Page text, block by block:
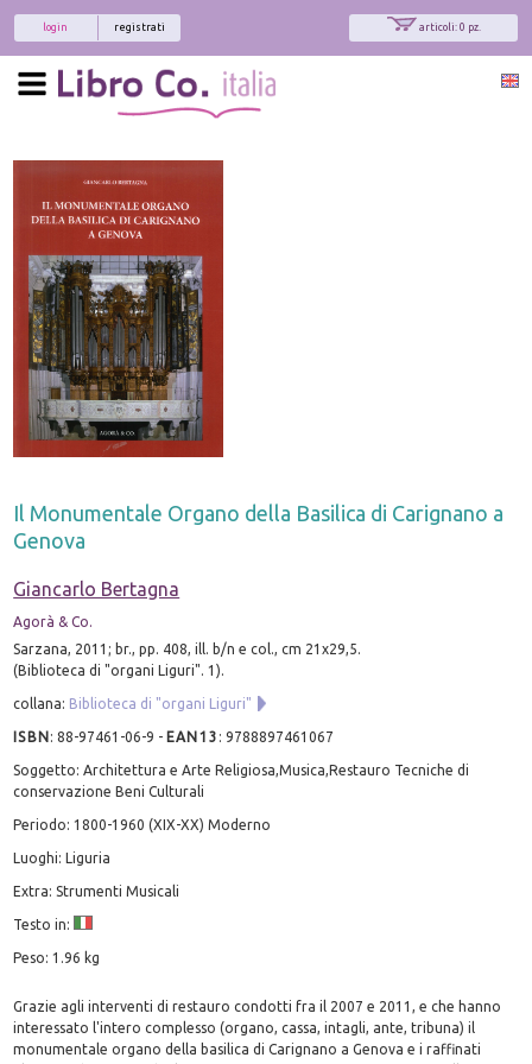
articoli: 0 pz.
registrati
login
Il Monumentale Organo della Basilica di Carignano a
Genova
Giancarlo Bertagna
Agorà & Co.
Sarzana, 2011; br., pp. 408, ill. b/n e col., cm 21x29,5.
(Biblioteca di "organi Liguri". 1).
collana: Biblioteca di "organi Liguri"
ISBN:88-97461-06-9 - EAN13 :9788897461067
Soggetto: Architettura e Arte Religiosa,Musica,Restauro Tecniche di
conservazione Beni Culturali
Periodo: 1800-1960 (XIX-XX) Moderno
Luoghi: Liguria
Extra: Strumenti Musicali
Testo in:
Peso: 1.96 kg
Grazie agli interventi di restauro condotti fra il 2007 e 2011, e che hanno
interessato l'intero complesso (organo, cassa, intagli, ante, tribuna) il
monumentale organo della basilica di Carignano a Genova e i raffinati